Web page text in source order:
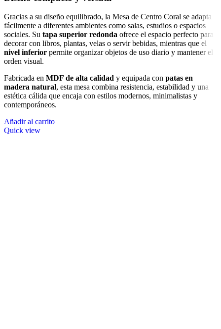
Gracias a su diseño equilibrado, la Mesa de Centro Coral se adapta
fácilmente a diferentes ambientes como salas, estudios o espacios
sociales. Su tapa superior redonda ofrece el espacio perfecto para
decorar con libros, plantas, velas o servir bebidas, mientras que el
nivel inferior permite organizar objetos de uso diario y mantener el
orden visual.
Fabricada en MDF de alta calidad y equipada con patas en
madera natural, esta mesa combina resistencia, estabilidad y una
estética cálida que encaja con estilos modernos, minimalistas y
contemporáneos.
Añadir al carrito
Quick view